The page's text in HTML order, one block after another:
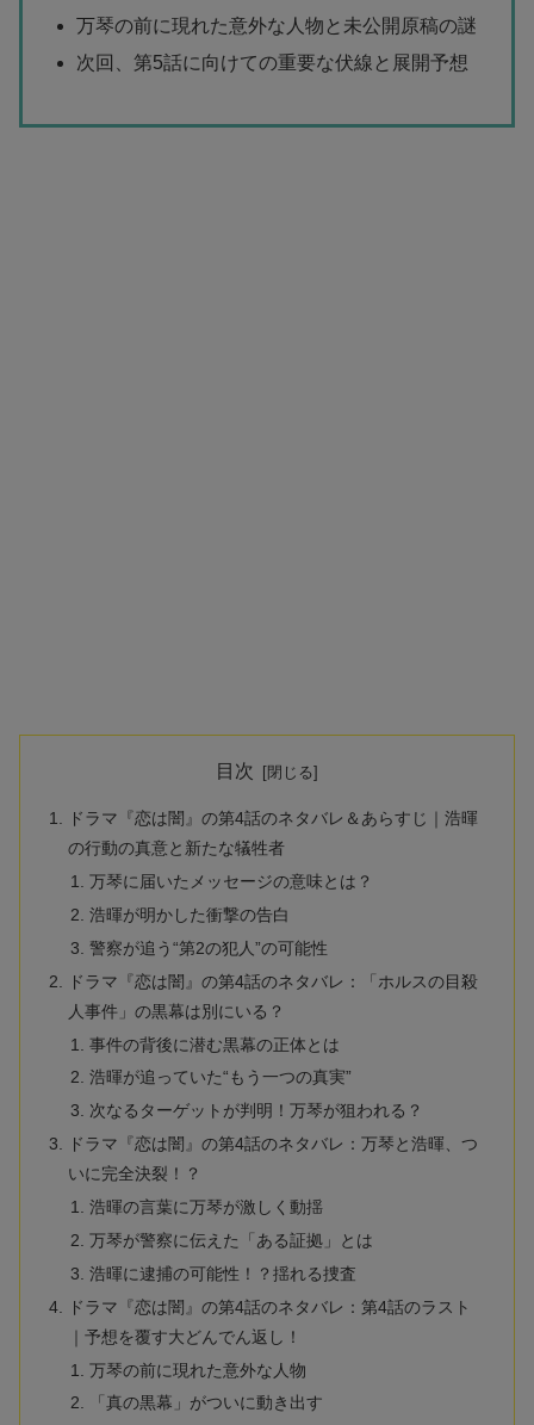
万琴の前に現れた意外な人物と未公開原稿の謎
次回、第5話に向けての重要な伏線と展開予想
目次
ドラマ『恋は闇』の第4話のネタバレ＆あらすじ｜浩暉
の行動の真意と新たな犠牲者
万琴に届いたメッセージの意味とは？
浩暉が明かした衝撃の告白
警察が追う“第2の犯人”の可能性
ドラマ『恋は闇』の第4話のネタバレ：「ホルスの目殺
人事件」の黒幕は別にいる？
事件の背後に潜む黒幕の正体とは
浩暉が追っていた“もう一つの真実”
次なるターゲットが判明！万琴が狙われる？
ドラマ『恋は闇』の第4話のネタバレ：万琴と浩暉、つ
いに完全決裂！？
浩暉の言葉に万琴が激しく動揺
万琴が警察に伝えた「ある証拠」とは
浩暉に逮捕の可能性！？揺れる捜査
ドラマ『恋は闇』の第4話のネタバレ：第4話のラスト
｜予想を覆す大どんでん返し！
万琴の前に現れた意外な人物
「真の黒幕」がついに動き出す